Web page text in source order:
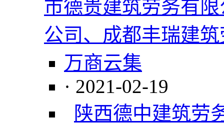
市德贵建筑劳务有
公司、成都丰瑞建
万商云集
· 2021-02-19
陕西德中建筑劳